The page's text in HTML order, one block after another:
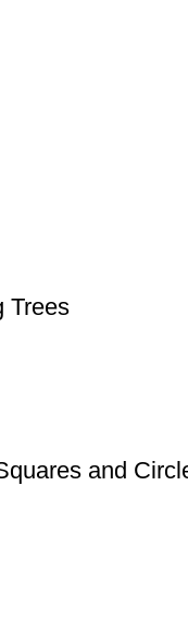
Trees
and